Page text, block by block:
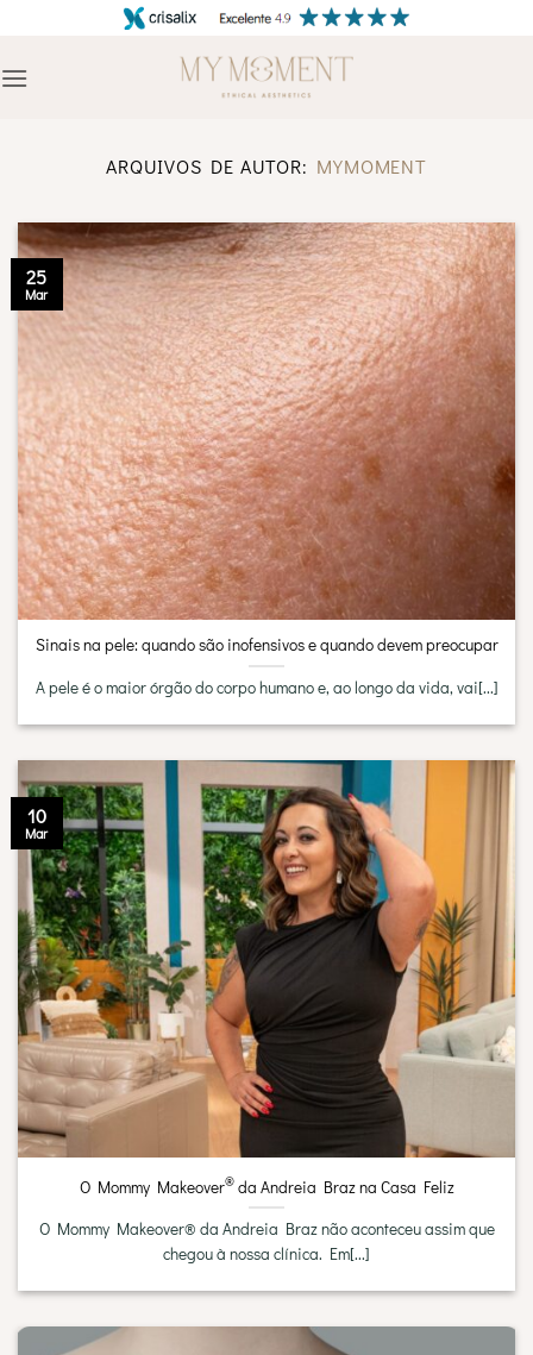
content
ARQUIVOS DE AUTOR: MYMOMENT
Sinais na pele: quando são inofensivos e quando devem preocupar
A pele é o maior órgão do corpo humano e, ao longo da vida, vai[...]
25
Mar
O Mommy Makeover®da Andreia Braz na Casa Feliz
O Mommy Makeover® da Andreia Braz não aconteceu assim que
chegou à nossa clínica. Em[...]
10
Mar